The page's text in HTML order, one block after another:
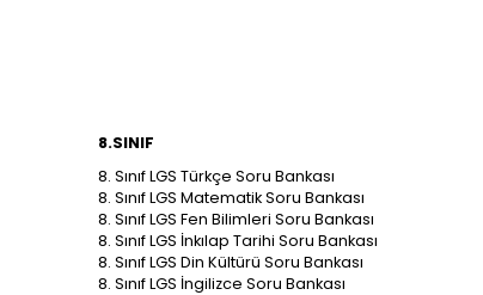
8.SINIF
8. Sınıf LGS Türkçe Soru Bankası
8. Sınıf LGS Matematik Soru Bankası
8. Sınıf LGS Fen Bilimleri Soru Bankası
8. Sınıf LGS İnkılap Tarihi Soru Bankası
8. Sınıf LGS Din Kültürü Soru Bankası
8. Sınıf LGS İngilizce Soru Bankası